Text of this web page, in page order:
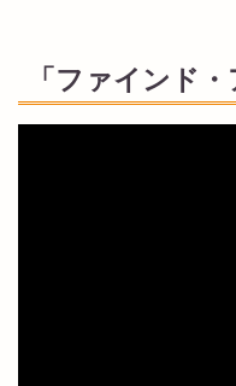
「ファインド